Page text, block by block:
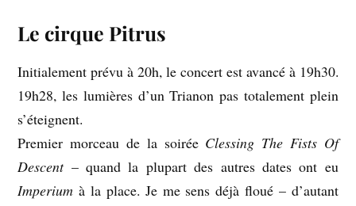
Le cirque Pitrus
Initialement prévu à 20h, le concert est avancé à 19h30.
19h28, les lumières d’un Trianon pas totalement plein
s’éteignent.
Premier morceau de la soirée Clessing The Fists Of
Descent– quand la plupart des autres dates ont eu
Imperium à la place. Je me sens déjà floué – d’autant